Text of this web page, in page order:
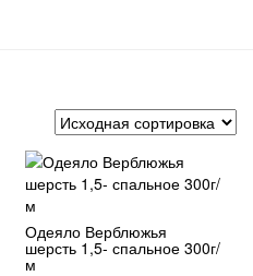
Одеяло Верблюжья
шерсть 1,5- спальное 300г/
м